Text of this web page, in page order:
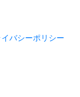
バシーポリシー